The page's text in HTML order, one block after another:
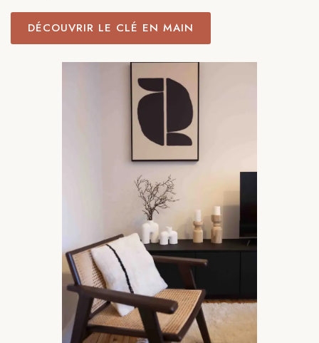
DÉCOUVRIR LE CLÉ EN MAIN